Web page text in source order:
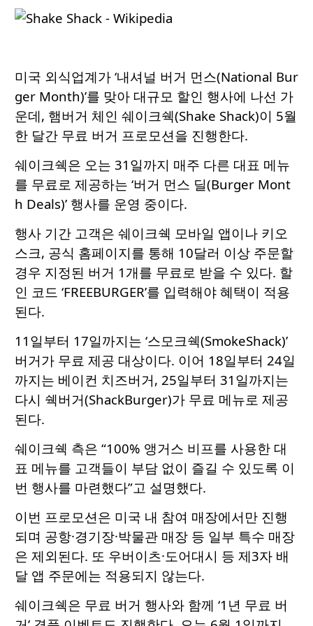
미국 외식업계가 ‘내셔널 버거 먼스(National Bur
ger Month)’를 맞아 대규모 할인 행사에 나선 가
운데, 햄버거 체인 쉐이크쉑(Shake Shack)이 5월
한 달간 무료 버거 프로모션을 진행한다.
쉐이크쉑은 오는 31일까지 매주 다른 대표 메뉴
를 무료로 제공하는 ‘버거 먼스 딜(Burger Mont
h Deals)’ 행사를 운영 중이다.
행사 기간 고객은 쉐이크쉑 모바일 앱이나 키오
스크, 공식 홈페이지를 통해 10달러 이상 주문할
경우 지정된 버거 1개를 무료로 받을 수 있다. 할
인 코드 ‘FREEBURGER’를 입력해야 혜택이 적용
된다.
11일부터 17일까지는 ‘스모크쉑(SmokeShack)’
버거가 무료 제공 대상이다. 이어 18일부터 24일
까지는 베이컨 치즈버거, 25일부터 31일까지는
다시 쉑버거(ShackBurger)가 무료 메뉴로 제공
된다.
쉐이크쉑 측은 “100% 앵거스 비프를 사용한 대
표 메뉴를 고객들이 부담 없이 즐길 수 있도록 이
번 행사를 마련했다”고 설명했다.
이번 프로모션은 미국 내 참여 매장에서만 진행
되며 공항·경기장·박물관 매장 등 일부 특수 매장
은 제외된다. 또 우버이츠·도어대시 등 제3자 배
달 앱 주문에는 적용되지 않는다.
쉐이크쉑은 무료 버거 행사와 함께 ‘1년 무료 버